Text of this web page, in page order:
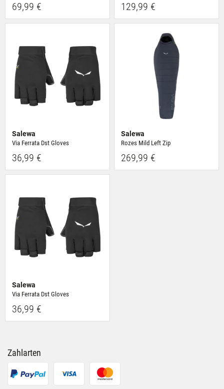
69,99 € 129,99 €
Salewa
Via Ferrata Dst Gloves
36,99 €
Salewa
Rozes Mild Left Zip
269,99 €
Salewa
Via Ferrata Dst Gloves
36,99 €
Zahlarten